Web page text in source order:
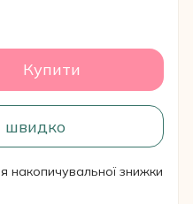
Купити
швидко
накопичувальної знижки